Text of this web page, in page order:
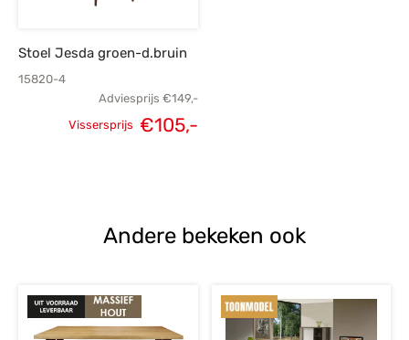
Stoel Jesda groen-d.bruin
15820-4
Adviesprijs €149,-
Vissersprijs €105,-
Andere bekeken ook